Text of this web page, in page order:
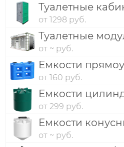
Туалетные
от 1298 руб.
Туалетные
от ~ руб.
Емкости
от 160 руб.
Емкости
от 299 руб.
Емкости
от ~ руб.